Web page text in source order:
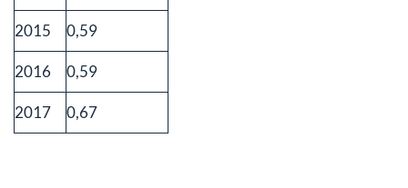
2015 0,59
2016 0,59
2017 0,67